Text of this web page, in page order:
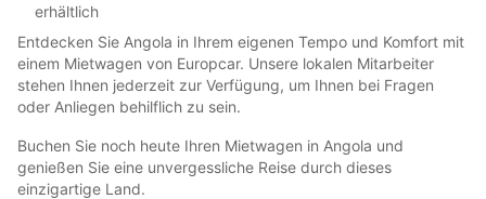
erhältlich
Entdecken Sie Angola in Ihrem eigenen Tempo und Komfort mit
einem Mietwagen von Europcar. Unsere lokalen Mitarbeiter
stehen Ihnen jederzeit zur Verfügung, um Ihnen bei Fragen
oder Anliegen behilflich zu sein.
Buchen Sie noch heute Ihren Mietwagen in Angola und
genießen Sie eine unvergessliche Reise durch dieses
einzigartige Land.